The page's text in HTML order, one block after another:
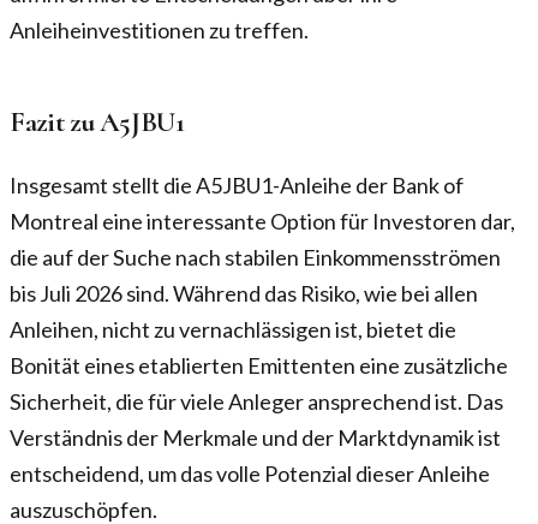
Anleiheinvestitionen zu treffen.
Fazit zu A5JBU1
Insgesamt stellt die A5JBU1-Anleihe der Bank of
Montreal eine interessante Option für Investoren dar,
die auf der Suche nach stabilen Einkommensströmen
bis Juli 2026 sind. Während das Risiko, wie bei allen
Anleihen, nicht zu vernachlässigen ist, bietet die
Bonität eines etablierten Emittenten eine zusätzliche
Sicherheit, die für viele Anleger ansprechend ist. Das
Verständnis der Merkmale und der Marktdynamik ist
entscheidend, um das volle Potenzial dieser Anleihe
auszuschöpfen.